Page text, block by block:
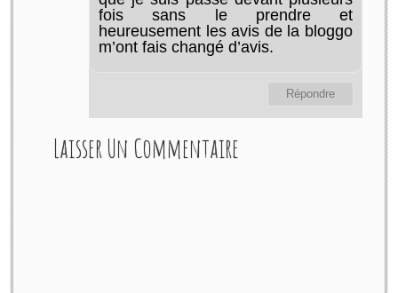
fois sans le prendre et
heureusement les avis de la bloggo
m’ont fais changé d’avis.
Répondre
Laisser Un Commentaire